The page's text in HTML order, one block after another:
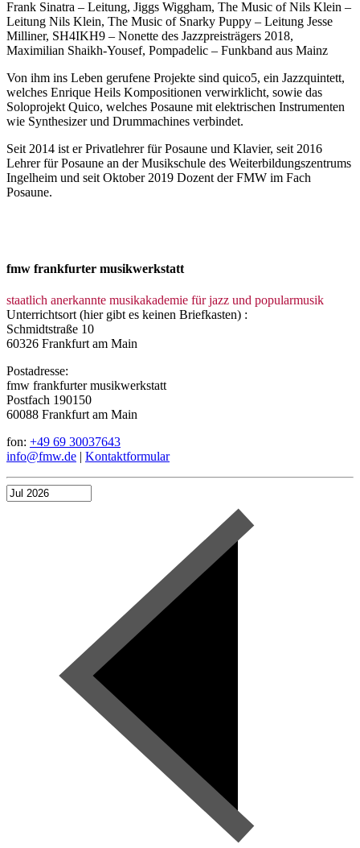
Frank Sinatra – Leitung, Jiggs Wiggham, The Music of Nils Klein –
Leitung Nils Klein, The Music of Snarky Puppy – Leitung Jesse
Milliner, SH4IKH9 – Nonette des Jazzpreisträgers 2018,
Maximilian Shaikh-Yousef, Pompadelic – Funkband aus Mainz
Von ihm ins Leben gerufene Projekte sind quico5, ein Jazzquintett,
welches Enrique Heils Kompositionen verwirklicht, sowie das
Soloprojekt Quico, welches Posaune mit elektrischen Instrumenten
wie Synthesizer und Drummachines verbindet.
Seit 2014 ist er Privatlehrer für Posaune und Klavier, seit 2016
Lehrer für Posaune an der Musikschule des Weiterbildungszentrums
Ingelheim und seit Oktober 2019 Dozent der FMW im Fach
Posaune.
fmw frankfurter musikwerkstatt
staatlich anerkannte musikakademie für jazz und popularmusik
Unterrichtsort (hier gibt es keinen Briefkasten) :
Schmidtstraße 10
60326 Frankfurt am Main
Postadresse:
fmw frankfurter musikwerkstatt
Postfach 190150
60088 Frankfurt am Main
fon: +49 69 30037643
info@fmw.de | Kontaktformular